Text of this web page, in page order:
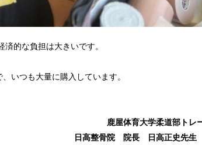
的な負担は大きいです。
いつも大量に購入しています。
鹿屋体育大学柔道部ト
日高整骨院 院長 日高正史先生